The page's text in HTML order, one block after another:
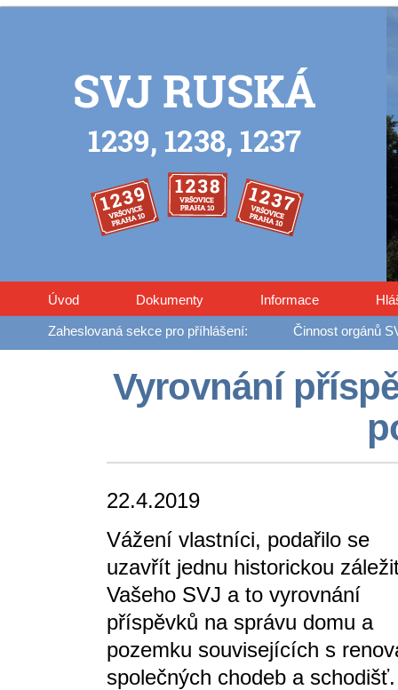
Vyrovnání
22.4.2019
Vážení vlastníci, podařilo se
uzavřít jednu historickou
Vašeho SVJ a to vyrovnání
příspěvků na správu domu a
pozemku souvisejících s
společných chodeb a schodišť.
Úvod Dokumenty Informace
Činnost orgánů